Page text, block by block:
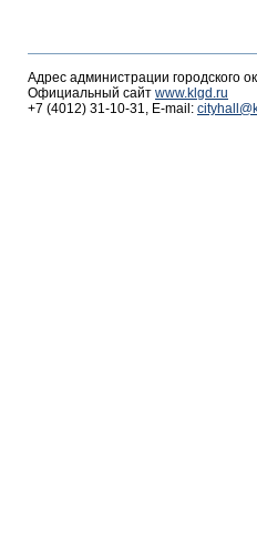
Адрес администрации городского
Официальный сайт www.klgd.ru
+7 (4012) 31-10-31, E-mail: